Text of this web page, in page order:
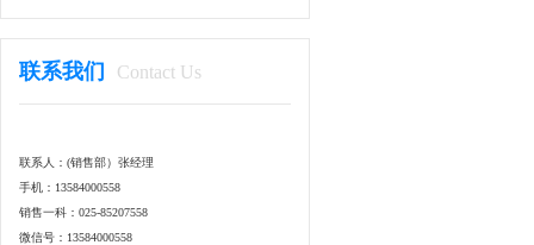
联系我们 Contact Us
联系人：(销售部）张经理
手机：13584000558
销售一科：025-85207558
微信号：13584000558